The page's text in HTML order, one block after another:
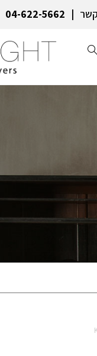
04-622-5662‏